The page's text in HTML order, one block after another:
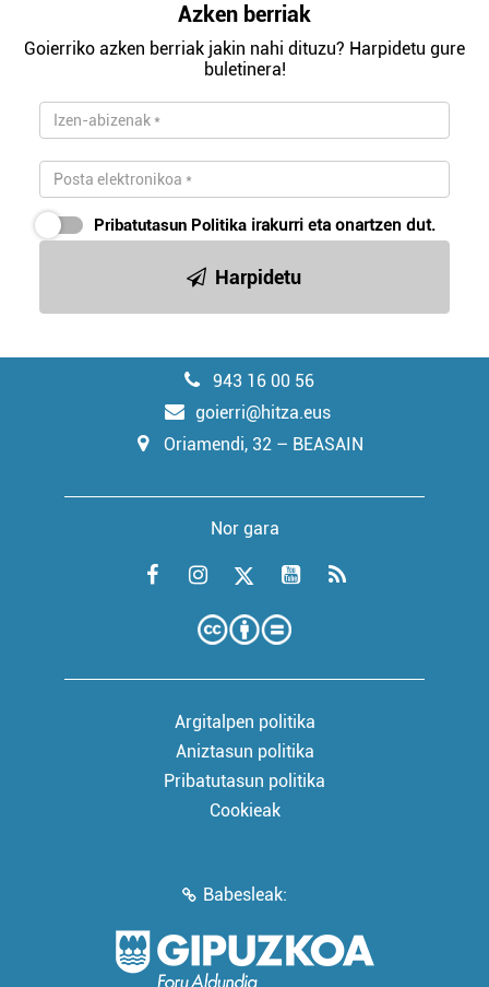
Azken berriak
Goierriko azken berriak jakin nahi dituzu? Harpidetu gure
buletinera!
Pribatutasun Politika irakurri eta onartzen dut.
Harpidetu
943 16 00 56
goierri@hitza.eus
Oriamendi, 32 – BEASAIN
Nor gara
Argitalpen politika
Aniztasun politika
Pribatutasun politika
Cookieak
Babesleak: